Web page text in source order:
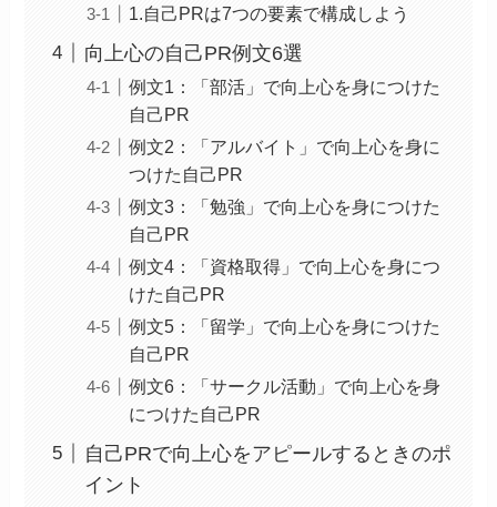
1.自己PRは7つの要素で構成しよう
向上心の自己PR例文6選
例文1：「部活」で向上心を身につけた
自己PR
例文2：「アルバイト」で向上心を身に
つけた自己PR
例文3：「勉強」で向上心を身につけた
自己PR
例文4：「資格取得」で向上心を身につ
けた自己PR
例文5：「留学」で向上心を身につけた
自己PR
例文6：「サークル活動」で向上心を身
につけた自己PR
自己PRで向上心をアピールするときのポ
イント